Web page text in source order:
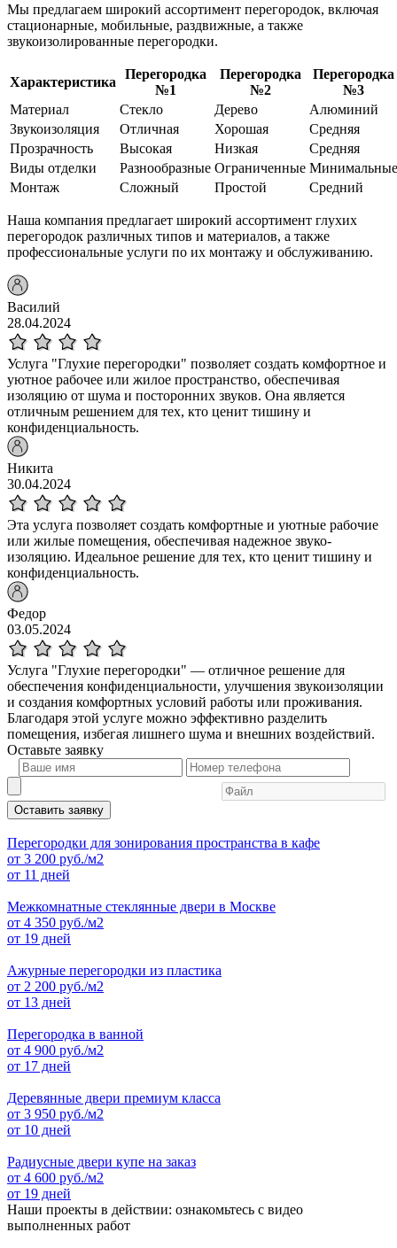
Мы предлагаем широкий ассортимент перегородок, включая
стационарные, мобильные, раздвижные, а также
звукоизолированные перегородки.
Характеристика
Перегородка
№1
Перегородка
№2
Перегородка
№3
Материал
Стекло Дерево
Алюминий
Звукоизоляция
Отличная Хорошая
Средняя
Прозрачность
Высокая Низкая
Средняя
Виды отделки
Разнообразные Ограниченные Минимальные
Монтаж
Сложный Простой Средний
Наша компания предлагает широкий ассортимент глухих
перегородок различных типов и материалов, а также
профессиональные услуги по их монтажу и обслуживанию.
Василий
28.04.2024
Услуга "Глухие перегородки" позволяет создать комфортное и
уютное рабочее или жилое пространство, обеспечивая
изоляцию от шума и посторонних звуков. Она является
отличным решением для тех, кто ценит тишину и
конфиденциальность.
Никита
30.04.2024
Эта услуга позволяет создать комфортные и уютные рабочие
или жилые помещения, обеспечивая надежное звуко-
изоляцию. Идеальное решение для тех, кто ценит тишину и
конфиденциальность.
Федор
03.05.2024
Услуга "Глухие перегородки" — отличное решение для
обеспечения конфиденциальности, улучшения звукоизоляции
и создания комфортных условий работы или проживания.
Благодаря этой услуге можно эффективно разделить
помещения, избегая лишнего шума и внешних воздействий.
Оставьте заявку
Оставить заявку
Перегородки для зонирования пространства в кафе
от 3 200 руб./м2
от 11 дней
Межкомнатные стеклянные двери в Москве
от 4 350 руб./м2
от 19 дней
Ажурные перегородки из пластика
от 2 200 руб./м2
от 13 дней
Перегородка в ванной
от 4 900 руб./м2
от 17 дней
Деревянные двери премиум класса
от 3 950 руб./м2
от 10 дней
Радиусные двери купе на заказ
от 4 600 руб./м2
от 19 дней
Наши проекты в действии: ознакомьтесь с видео
выполненных работ